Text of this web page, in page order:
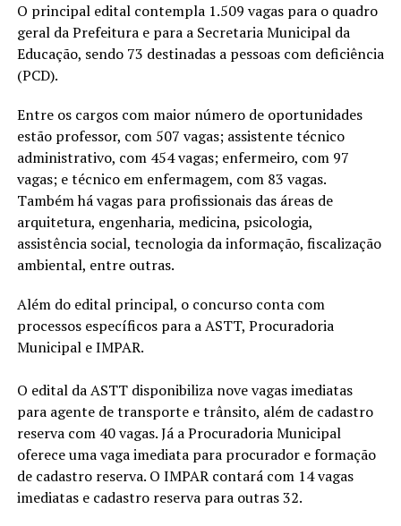
O principal edital contempla 1.509 vagas para o quadro
geral da Prefeitura e para a Secretaria Municipal da
Educação, sendo 73 destinadas a pessoas com deficiência
(PCD).
Entre os cargos com maior número de oportunidades
estão professor, com 507 vagas; assistente técnico
administrativo, com 454 vagas; enfermeiro, com 97
vagas; e técnico em enfermagem, com 83 vagas.
Também há vagas para profissionais das áreas de
arquitetura, engenharia, medicina, psicologia,
assistência social, tecnologia da informação, fiscalização
ambiental, entre outras.
Além do edital principal, o concurso conta com
processos específicos para a ASTT, Procuradoria
Municipal e IMPAR.
O edital da ASTT disponibiliza nove vagas imediatas
para agente de transporte e trânsito, além de cadastro
reserva com 40 vagas. Já a Procuradoria Municipal
oferece uma vaga imediata para procurador e formação
de cadastro reserva. O IMPAR contará com 14 vagas
imediatas e cadastro reserva para outras 32.